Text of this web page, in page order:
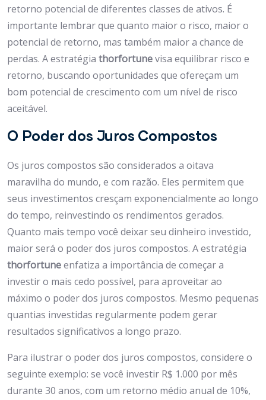
retorno potencial de diferentes classes de ativos. É
importante lembrar que quanto maior o risco, maior o
potencial de retorno, mas também maior a chance de
perdas. A estratégia thorfortunevisa equilibrar risco e
retorno, buscando oportunidades que ofereçam um
bom potencial de crescimento com um nível de risco
aceitável.
O Poder dos Juros Compostos
Os juros compostos são considerados a oitava
maravilha do mundo, e com razão. Eles permitem que
seus investimentos cresçam exponencialmente ao longo
do tempo, reinvestindo os rendimentos gerados.
Quanto mais tempo você deixar seu dinheiro investido,
maior será o poder dos juros compostos. A estratégia
thorfortuneenfatiza a importância de começar a
investir o mais cedo possível, para aproveitar ao
máximo o poder dos juros compostos. Mesmo pequenas
quantias investidas regularmente podem gerar
resultados significativos a longo prazo.
Para ilustrar o poder dos juros compostos, considere o
seguinte exemplo: se você investir R$ 1.000 por mês
durante 30 anos, com um retorno médio anual de 10%,